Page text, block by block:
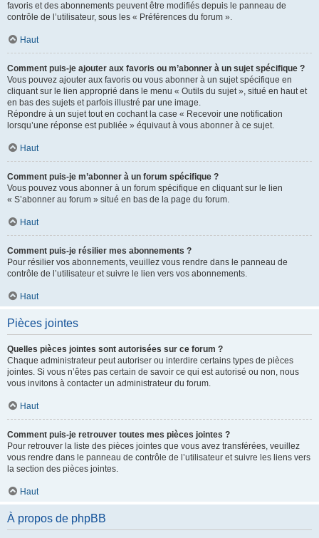
favoris et des abonnements peuvent être modifiés depuis le panneau de
contrôle de l’utilisateur, sous les « Préférences du forum ».
Haut
Comment puis-je ajouter aux favoris ou m’abonner à un sujet spécifique ?
Vous pouvez ajouter aux favoris ou vous abonner à un sujet spécifique en
cliquant sur le lien approprié dans le menu « Outils du sujet », situé en haut et
en bas des sujets et parfois illustré par une image.
Répondre à un sujet tout en cochant la case « Recevoir une notification
lorsqu’une réponse est publiée » équivaut à vous abonner à ce sujet.
Haut
Comment puis-je m’abonner à un forum spécifique ?
Vous pouvez vous abonner à un forum spécifique en cliquant sur le lien
« S’abonner au forum » situé en bas de la page du forum.
Haut
Comment puis-je résilier mes abonnements ?
Pour résilier vos abonnements, veuillez vous rendre dans le panneau de
contrôle de l’utilisateur et suivre le lien vers vos abonnements.
Haut
Pièces jointes
Quelles pièces jointes sont autorisées sur ce forum ?
Chaque administrateur peut autoriser ou interdire certains types de pièces
jointes. Si vous n’êtes pas certain de savoir ce qui est autorisé ou non, nous
vous invitons à contacter un administrateur du forum.
Haut
Comment puis-je retrouver toutes mes pièces jointes ?
Pour retrouver la liste des pièces jointes que vous avez transférées, veuillez
vous rendre dans le panneau de contrôle de l’utilisateur et suivre les liens vers
la section des pièces jointes.
Haut
À propos de phpBB